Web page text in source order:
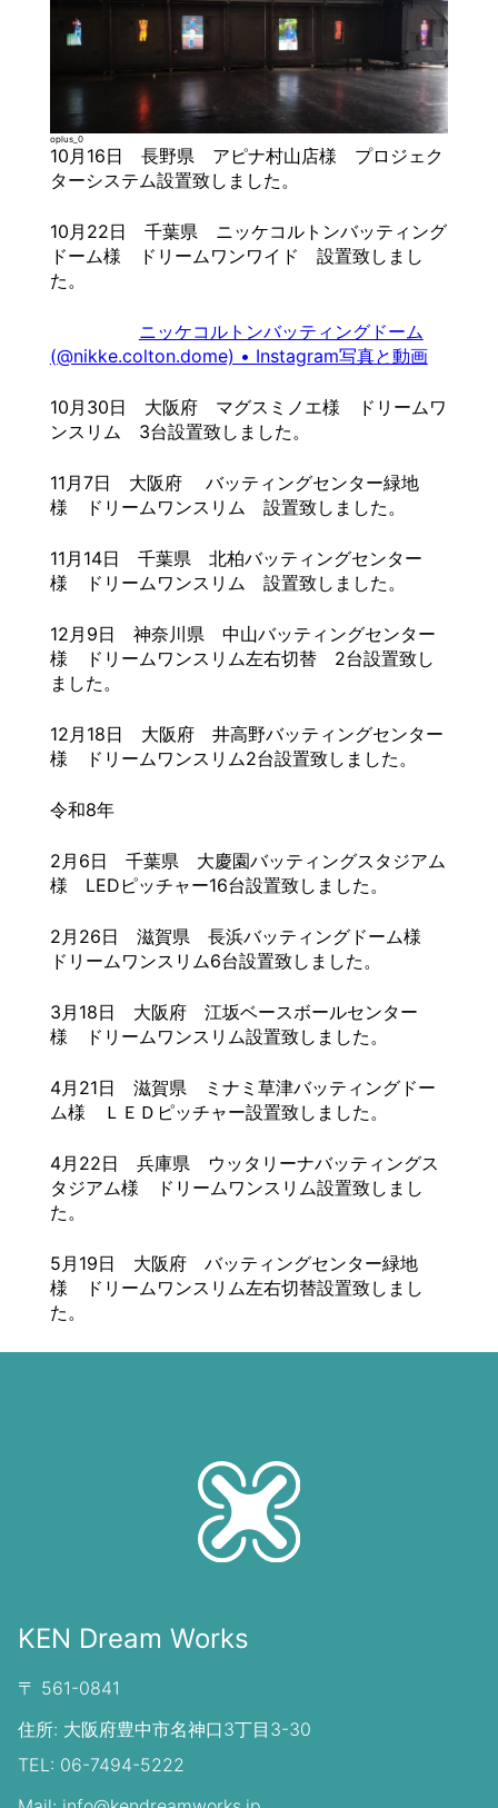
oplus_0
10月16日 長野県 アピナ村山店様 プロジェク
ターシステム設置致しました。
10月22日 千葉県 ニッケコルトンバッティング
ドーム様 ドリームワンワイド 設置致しまし
た。
ニッケコルトンバッティングドーム
(@nikke.colton.dome) • Instagram写真と動画
10月30日 大阪府 マグスミノエ様 ドリームワ
ンスリム 3台設置致しました。
11月7日 大阪府 バッティングセンター緑地
様 ドリームワンスリム 設置致しました。
11月14日 千葉県 北柏バッティングセンター
様 ドリームワンスリム 設置致しました。
12月9日 神奈川県 中山バッティングセンター
様 ドリームワンスリム左右切替 2台設置致し
ました。
12月18日 大阪府 井高野バッティングセンター
様 ドリームワンスリム2台設置致しました。
令和8年
2月6日 千葉県 大慶園バッティングスタジアム
様 LEDピッチャー16台設置致しました。
2月26日 滋賀県 長浜バッティングドーム様
ドリームワンスリム6台設置致しました。
3月18日 大阪府 江坂ベースボールセンター
様 ドリームワンスリム設置致しました。
4月21日 滋賀県 ミナミ草津バッティングドー
ム様 ＬＥＤピッチャー設置致しました。
4月22日 兵庫県 ウッタリーナバッティングス
タジアム様 ドリームワンスリム設置致しまし
た。
5月19日 大阪府 バッティングセンター緑地
様 ドリームワンスリム左右切替設置致しまし
た。
KEN Dream Works
〒 561-0841
住所: 大阪府豊中市名神口3丁目3-30
TEL: 06-7494-5222